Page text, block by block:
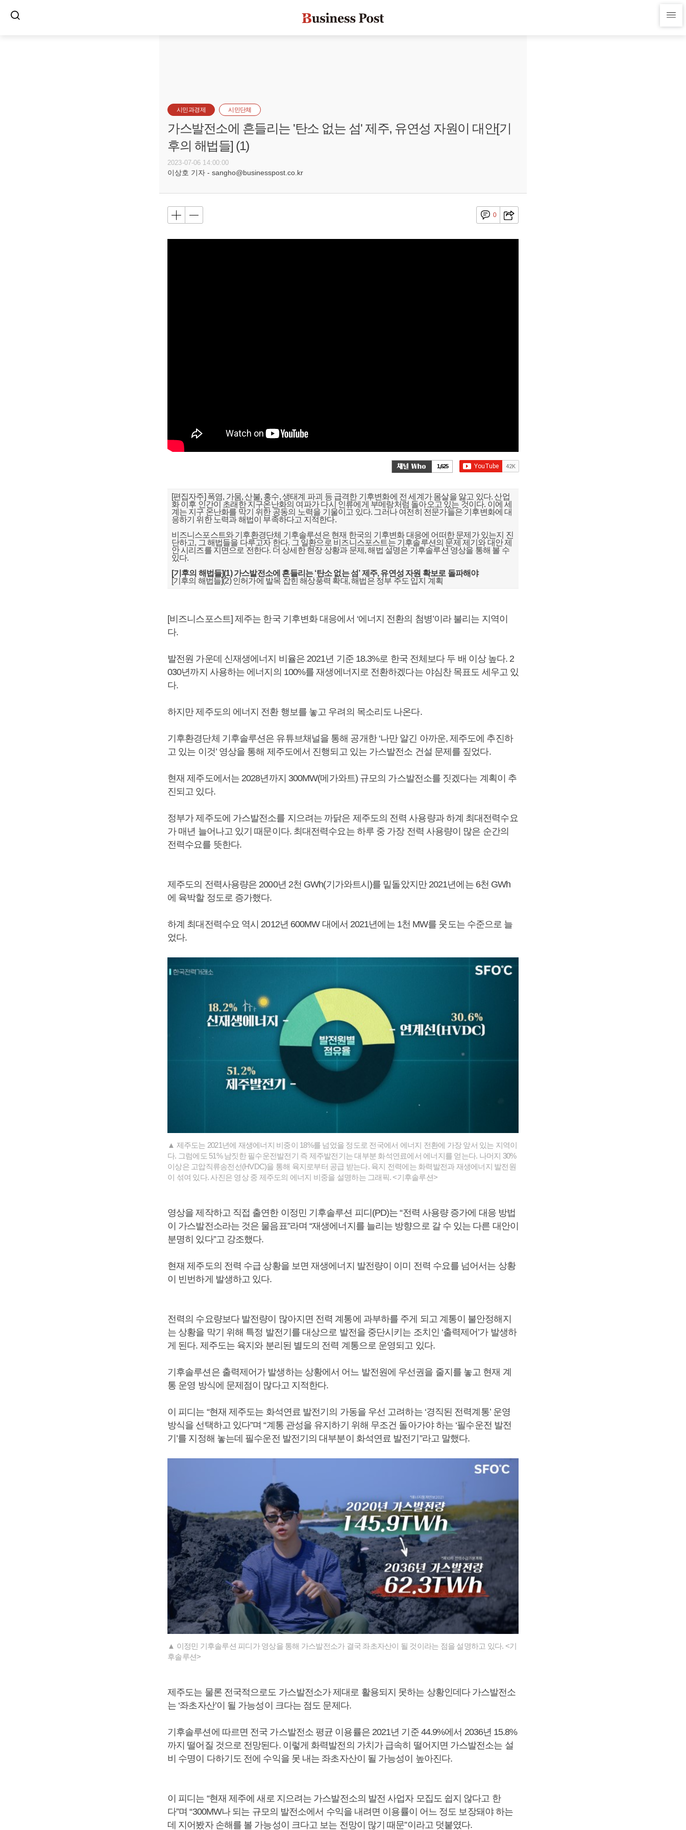
시민과경제 시민단체
가스발전소에 흔들리는 '탄소 없는 섬' 제주, 유연성 자원이 대안[기
후의 해법들] (1)
2023-07-06 14:00:00
이상호 기자 - sangho@businesspost.co.kr
0
1,625
[편집자주] 폭염, 가뭄, 산불, 홍수, 생태계 파괴 등 급격한 기후변화에 전 세계가 몸살을 앓고 있다. 산업
화 이후 인간이 초래한 지구온난화의 여파가 다시 인류에게 부메랑처럼 돌아오고 있는 것이다. 이에 세
계는 지구 온난화를 막기 위한 공동의 노력을 기울이고 있다. 그러나 여전히 전문가들은 기후변화에 대
응하기 위한 노력과 해법이 부족하다고 지적한다.
비즈니스포스트와 기후환경단체 기후솔루션은 현재 한국의 기후변화 대응에 어떠한 문제가 있는지 진
단하고, 그 해법들을 다루고자 한다. 그 일환으로 비즈니스포스트는 기후솔루션의 문제 제기와 대안 제
안 시리즈를 지면으로 전한다. 더 상세한 현장 상황과 문제, 해법 설명은 기후솔루션 영상을 통해 볼 수
있다.
[기후의 해법들](1) 가스발전소에 흔들리는 ‘탄소 없는 섬’ 제주, 유연성 자원 확보로 돌파해야
[기후의 해법들](2) 인허가에 발목 잡힌 해상풍력 확대, 해법은 정부 주도 입지 계획
[비즈니스포스트] 제주는 한국 기후변화 대응에서 ‘에너지 전환의 첨병’이라 불리는 지역이
다.
발전원 가운데 신재생에너지 비율은 2021년 기준 18.3%로 한국 전체보다 두 배 이상 높다. 2
030년까지 사용하는 에너지의 100%를 재생에너지로 전환하겠다는 야심찬 목표도 세우고 있
다.
하지만 제주도의 에너지 전환 행보를 놓고 우려의 목소리도 나온다.
기후환경단체 기후솔루션은 유튜브채널을 통해 공개한 ‘나만 알긴 아까운, 제주도에 추진하
고 있는 이것’ 영상을 통해 제주도에서 진행되고 있는 가스발전소 건설 문제를 짚었다.
현재 제주도에서는 2028년까지 300MW(메가와트) 규모의 가스발전소를 짓겠다는 계획이 추
진되고 있다.
정부가 제주도에 가스발전소를 지으려는 까닭은 제주도의 전력 사용량과 하계 최대전력수요
가 매년 늘어나고 있기 때문이다. 최대전력수요는 하루 중 가장 전력 사용량이 많은 순간의
전력수요를 뜻한다.
제주도의 전력사용량은 2000년 2천 GWh(기가와트시)를 밑돌았지만 2021년에는 6천 GWh
에 육박할 정도로 증가했다.
하계 최대전력수요 역시 2012년 600MW 대에서 2021년에는 1천 MW를 웃도는 수준으로 늘
었다.
▲ 제주도는 2021년에 재생에너지 비중이 18%를 넘었을 정도로 전국에서 에너지 전환에 가장 앞서 있는 지역이
다. 그럼에도 51% 남짓한 필수운전발전기 즉 제주발전기는 대부분 화석연료에서 에너지를 얻는다. 나머지 30%
이상은 고압직류송전선(HVDC)을 통해 육지로부터 공급 받는다. 육지 전력에는 화력발전과 재생에너지 발전원
이 섞여 있다. 사진은 영상 중 제주도의 에너지 비중을 설명하는 그래픽. <기후솔루션>
영상을 제작하고 직접 출연한 이정민 기후솔루션 피디(PD)는 “전력 사용량 증가에 대응 방법
이 가스발전소라는 것은 물음표”라며 “재생에너지를 늘리는 방향으로 갈 수 있는 다른 대안이
분명히 있다”고 강조했다.
현재 제주도의 전력 수급 상황을 보면 재생에너지 발전량이 이미 전력 수요를 넘어서는 상황
이 빈번하게 발생하고 있다.
전력의 수요량보다 발전량이 많아지면 전력 계통에 과부하를 주게 되고 계통이 불안정해지
는 상황을 막기 위해 특정 발전기를 대상으로 발전을 중단시키는 조치인 ‘출력제어’가 발생하
게 된다. 제주도는 육지와 분리된 별도의 전력 계통으로 운영되고 있다.
기후솔루션은 출력제어가 발생하는 상황에서 어느 발전원에 우선권을 줄지를 놓고 현재 계
통 운영 방식에 문제점이 많다고 지적한다.
이 피디는 “현재 제주도는 화석연료 발전기의 가동을 우선 고려하는 ‘경직된 전력계통’ 운영
방식을 선택하고 있다”며 “계통 관성을 유지하기 위해 무조건 돌아가야 하는 ‘필수운전 발전
기’를 지정해 놓는데 필수운전 발전기의 대부분이 화석연료 발전기”라고 말했다.
▲ 이정민 기후솔루션 피디가 영상을 통해 가스발전소가 결국 좌초자산이 될 것이라는 점을 설명하고 있다. <기
후솔루션>
제주도는 물론 전국적으로도 가스발전소가 제대로 활용되지 못하는 상황인데다 가스발전소
는 ‘좌초자산’이 될 가능성이 크다는 점도 문제다.
기후솔루션에 따르면 전국 가스발전소 평균 이용률은 2021년 기준 44.9%에서 2036년 15.8%
까지 떨어질 것으로 전망된다. 이렇게 화력발전의 가치가 급속히 떨어지면 가스발전소는 설
비 수명이 다하기도 전에 수익을 못 내는 좌초자산이 될 가능성이 높아진다.
이 피디는 “현재 제주에 새로 지으려는 가스발전소의 발전 사업자 모집도 쉽지 않다고 한
다”며 “300MW나 되는 규모의 발전소에서 수익을 내려면 이용률이 어느 정도 보장돼야 하는
데 지어봤자 손해를 볼 가능성이 크다고 보는 전망이 많기 때문”이라고 덧붙였다.